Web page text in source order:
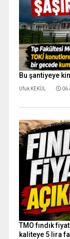
Bu şantiyeye
Ufuk KEKÜL 06
TMO fındık
kaliteye 5 lira